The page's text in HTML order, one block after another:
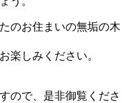
のお住まいの無垢の木
楽しみください。
ので、是非御覧くださ